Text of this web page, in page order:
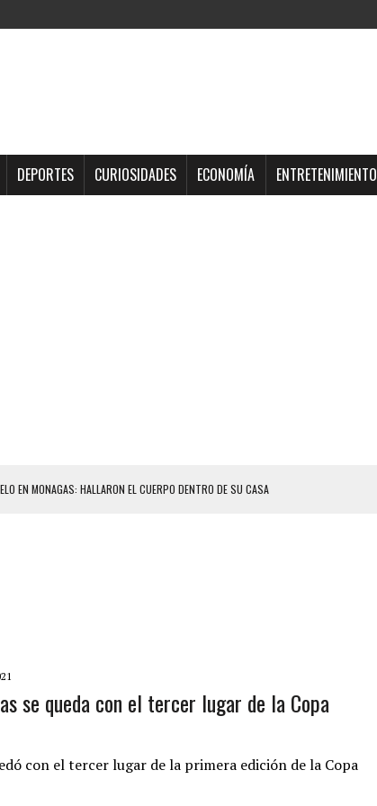
DEPORTES CURIOSIDADES ECONOMÍA ENTRETENIMIENTO
EN MONAGAS: HALLARON EL CUERPO DENTRO DE SU CASA
DESENCADENÓ TRAGEDIA FAMILIAR
A UNA ADOLESCENTE DE 13 AÑOS TRAS ABUSAR DE ELLA
GRAN MAGNITUD EN ZONA INDUSTRIAL DE EL LLANITO
A SU PRIMA Y A OTRO FAMILIAR EN BOLÍVAR
BONITAS’ 42 DÍAS DESPUÉS DE LOS TERREMOTOS EN LA GUAIRA
se queda con el tercer lugar de la Copa
con el tercer lugar de la primera edición de la Copa